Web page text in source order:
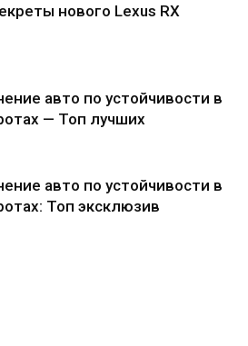
нового Lexus RX
авто по устойчивости в
— Топ лучших
авто по устойчивости в
Топ эксклюзив